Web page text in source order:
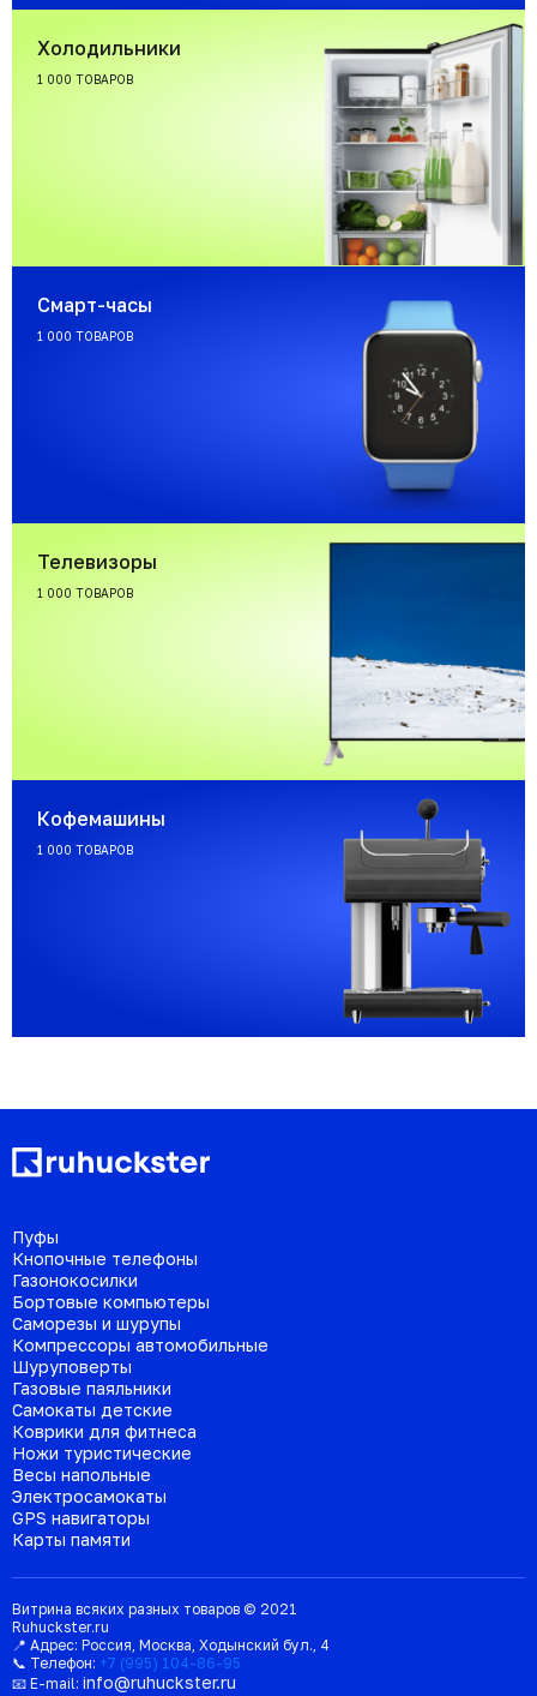
Холодильники
1 000 ТОВАРОВ
Смарт-часы
1 000 ТОВАРОВ
Телевизоры
1 000 ТОВАРОВ
Кофемашины
1 000 ТОВАРОВ
Пуфы
Кнопочные телефоны
Газонокосилки
Бортовые компьютеры
Саморезы и шурупы
Компрессоры автомобильные
Шуруповерты
Газовые паяльники
Самокаты детские
Коврики для фитнеса
Ножи туристические
Весы напольные
Электросамокаты
GPS навигаторы
Карты памяти
Витрина всяких разных товаров © 2021
Ruhuckster.ru
📍 Адрес: Россия Москва Ходынский бул., 4
📞 Телефон: +7 (995) 104-86-95
📧 E-mail: info@ruhuckster.ru